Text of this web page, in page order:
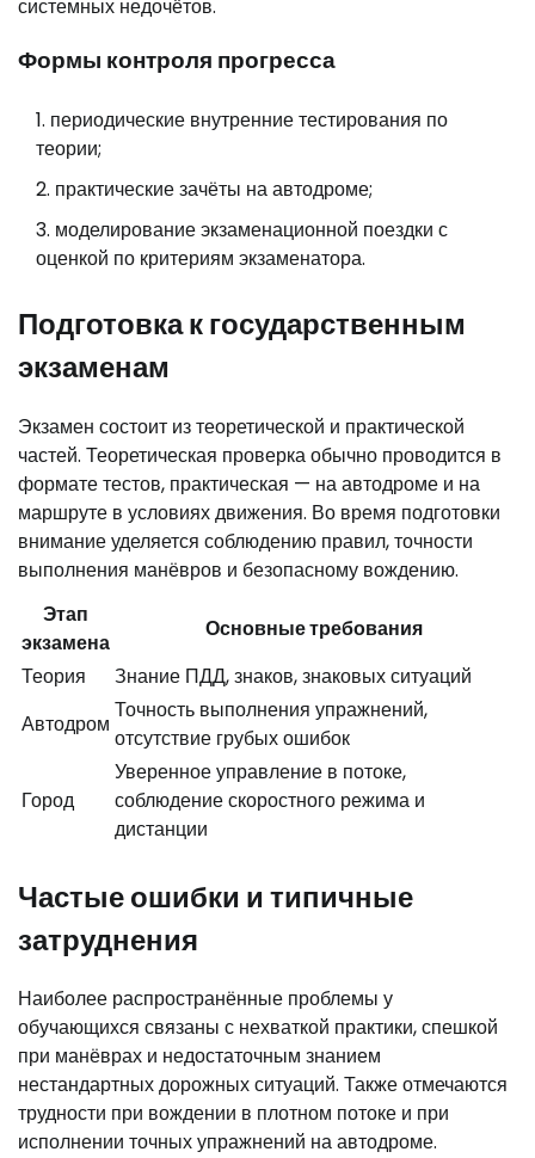
системных недочётов.
Формы контроля прогресса
периодические внутренние тестирования по
теории;
практические зачёты на автодроме;
моделирование экзаменационной поездки с
оценкой по критериям экзаменатора.
Подготовка к государственным
экзаменам
Экзамен состоит из теоретической и практической
частей. Теоретическая проверка обычно проводится в
формате тестов, практическая — на автодроме и на
маршруте в условиях движения. Во время подготовки
внимание уделяется соблюдению правил, точности
выполнения манёвров и безопасному вождению.
Этап
экзамена
Основные требования
Теория
Знание ПДД, знаков, знаковых ситуаций
Автодром
Точность выполнения упражнений,
отсутствие грубых ошибок
Город
Уверенное управление в потоке,
соблюдение скоростного режима и
дистанции
Частые ошибки и типичные
затруднения
Наиболее распространённые проблемы у
обучающихся связаны с нехваткой практики, спешкой
при манёврах и недостаточным знанием
нестандартных дорожных ситуаций. Также отмечаются
трудности при вождении в плотном потоке и при
исполнении точных упражнений на автодроме.